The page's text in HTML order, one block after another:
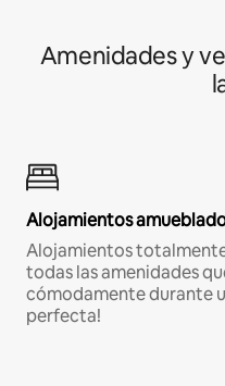
Amenidades y
Alojamientos
Alojamientos
todas las amenidades
cómodamente durante
perfecta!